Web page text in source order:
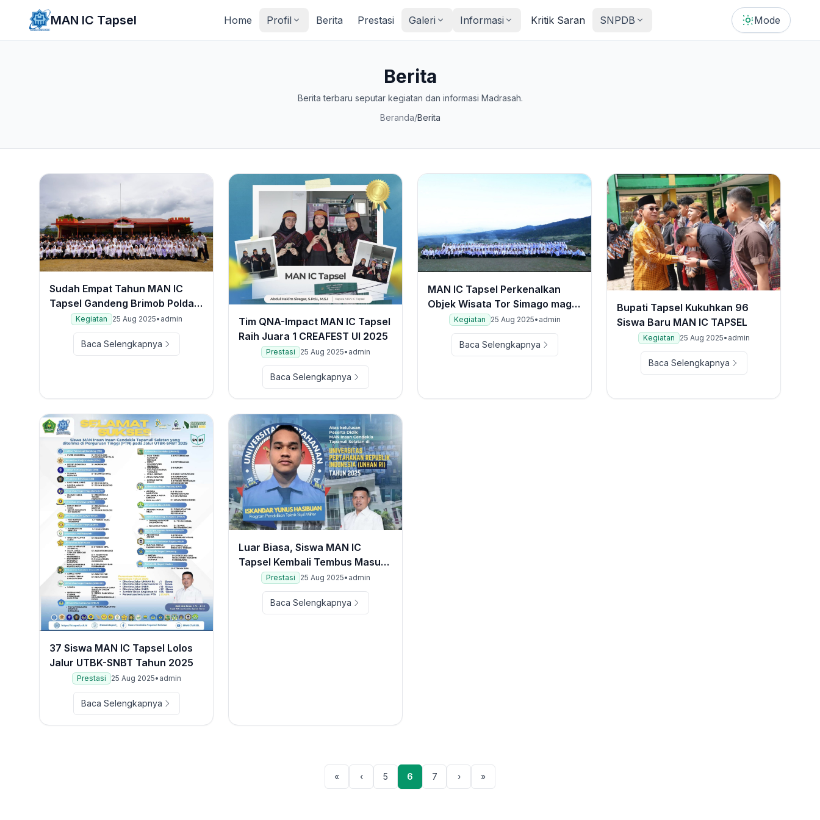
Lewati ke konten utama
MAN IC Tapsel Home Profil Berita Prestasi Galeri Informasi Kritik Saran SNPDB Mode
Berita
Berita terbaru seputar kegiatan dan informasi Madrasah.
Beranda/Berita
Sudah Empat Tahun MAN IC
Tapsel Gandeng Brimob Polda
Sumut Bentuk Siswa
Berkarakter
Kegiatan 25 Aug 2025• admin
Baca Selengkapnya
Tim QNA-Impact MAN IC Tapsel
Raih Juara 1 CREAFEST UI 2025
Prestasi 25 Aug 2025• admin
Baca Selengkapnya
MAN IC Tapsel Perkenalkan
Objek Wisata Tor Simago mago
Kepada Siswa Baru
Kegiatan 25 Aug 2025• admin
Baca Selengkapnya
Bupati Tapsel Kukuhkan 96
Siswa Baru MAN IC TAPSEL
Kegiatan 25 Aug 2025• admin
Baca Selengkapnya
37 Siswa MAN IC Tapsel Lolos
Jalur UTBK-SNBT Tahun 2025
Prestasi 25 Aug 2025• admin
Baca Selengkapnya
Luar Biasa, Siswa MAN IC
Tapsel Kembali Tembus Masuk
Unhan RIPrestasi 25 Aug 2025• admin
Baca Selengkapnya
« ‹ 5 6 7 › »